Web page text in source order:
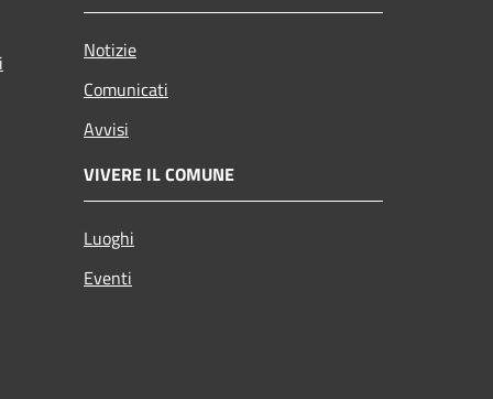
Notizie
Comunicati
Avvisi
VIVERE IL COMUNE
Luoghi
Eventi